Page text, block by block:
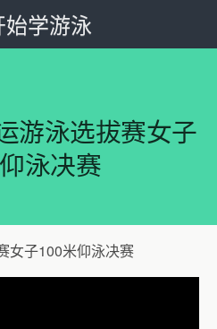
学游泳
游泳选拔赛女子
泳决赛
女子100米仰泳决赛